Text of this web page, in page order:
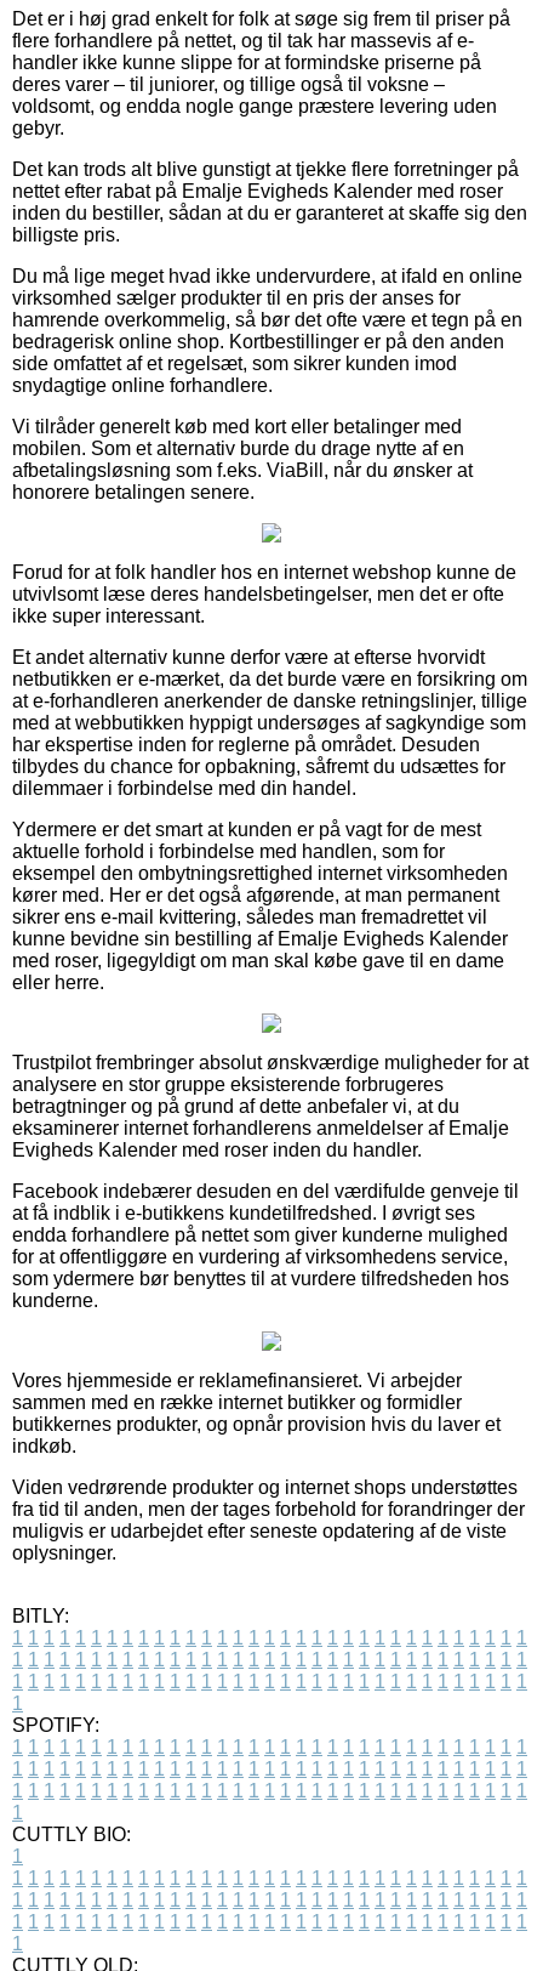
Det er i høj grad enkelt for folk at søge sig frem til priser på
flere forhandlere på nettet, og til tak har massevis af e-
handler ikke kunne slippe for at formindske priserne på
deres varer – til juniorer, og tillige også til voksne –
voldsomt, og endda nogle gange præstere levering uden
gebyr.
Det kan trods alt blive gunstigt at tjekke flere forretninger på
nettet efter rabat på Emalje Evigheds Kalender med roser
inden du bestiller, sådan at du er garanteret at skaffe sig den
billigste pris.
Du må lige meget hvad ikke undervurdere, at ifald en online
virksomhed sælger produkter til en pris der anses for
hamrende overkommelig, så bør det ofte være et tegn på en
bedragerisk online shop. Kortbestillinger er på den anden
side omfattet af et regelsæt, som sikrer kunden imod
snydagtige online forhandlere.
Vi tilråder generelt køb med kort eller betalinger med
mobilen. Som et alternativ burde du drage nytte af en
afbetalingsløsning som f.eks. ViaBill, når du ønsker at
honorere betalingen senere.
Forud for at folk handler hos en internet webshop kunne de
utvivlsomt læse deres handelsbetingelser, men det er ofte
ikke super interessant.
Et andet alternativ kunne derfor være at efterse hvorvidt
netbutikken er e-mærket, da det burde være en forsikring om
at e-forhandleren anerkender de danske retningslinjer, tillige
med at webbutikken hyppigt undersøges af sagkyndige som
har ekspertise inden for reglerne på området. Desuden
tilbydes du chance for opbakning, såfremt du udsættes for
dilemmaer i forbindelse med din handel.
Ydermere er det smart at kunden er på vagt for de mest
aktuelle forhold i forbindelse med handlen, som for
eksempel den ombytningsrettighed internet virksomheden
kører med. Her er det også afgørende, at man permanent
sikrer ens e-mail kvittering, således man fremadrettet vil
kunne bevidne sin bestilling af Emalje Evigheds Kalender
med roser, ligegyldigt om man skal købe gave til en dame
eller herre.
Trustpilot frembringer absolut ønskværdige muligheder for at
analysere en stor gruppe eksisterende forbrugeres
betragtninger og på grund af dette anbefaler vi, at du
eksaminerer internet forhandlerens anmeldelser af Emalje
Evigheds Kalender med roser inden du handler.
Facebook indebærer desuden en del værdifulde genveje til
at få indblik i e-butikkens kundetilfredshed. I øvrigt ses
endda forhandlere på nettet som giver kunderne mulighed
for at offentliggøre en vurdering af virksomhedens service,
som ydermere bør benyttes til at vurdere tilfredsheden hos
kunderne.
Vores hjemmeside er reklamefinansieret. Vi arbejder
sammen med en række internet butikker og formidler
butikkernes produkter, og opnår provision hvis du laver et
indkøb.
Viden vedrørende produkter og internet shops understøttes
fra tid til anden, men der tages forbehold for forandringer der
muligvis er udarbejdet efter seneste opdatering af de viste
oplysninger.
BITLY:
1 1 1 1 1 1 1 1 1 1 1 1 1 1 1 1 1 1 1 1 1 1 1 1 1 1 1 1 1 1 1 1 1
1 1 1 1 1 1 1 1 1 1 1 1 1 1 1 1 1 1 1 1 1 1 1 1 1 1 1 1 1 1 1 1 1
1 1 1 1 1 1 1 1 1 1 1 1 1 1 1 1 1 1 1 1 1 1 1 1 1 1 1 1 1 1 1 1 1
1
SPOTIFY:
1 1 1 1 1 1 1 1 1 1 1 1 1 1 1 1 1 1 1 1 1 1 1 1 1 1 1 1 1 1 1 1 1
1 1 1 1 1 1 1 1 1 1 1 1 1 1 1 1 1 1 1 1 1 1 1 1 1 1 1 1 1 1 1 1 1
1 1 1 1 1 1 1 1 1 1 1 1 1 1 1 1 1 1 1 1 1 1 1 1 1 1 1 1 1 1 1 1 1
1
CUTTLY BIO:
1
1 1 1 1 1 1 1 1 1 1 1 1 1 1 1 1 1 1 1 1 1 1 1 1 1 1 1 1 1 1 1 1 1
1 1 1 1 1 1 1 1 1 1 1 1 1 1 1 1 1 1 1 1 1 1 1 1 1 1 1 1 1 1 1 1 1
1 1 1 1 1 1 1 1 1 1 1 1 1 1 1 1 1 1 1 1 1 1 1 1 1 1 1 1 1 1 1 1 1
1
CUTTLY OLD: